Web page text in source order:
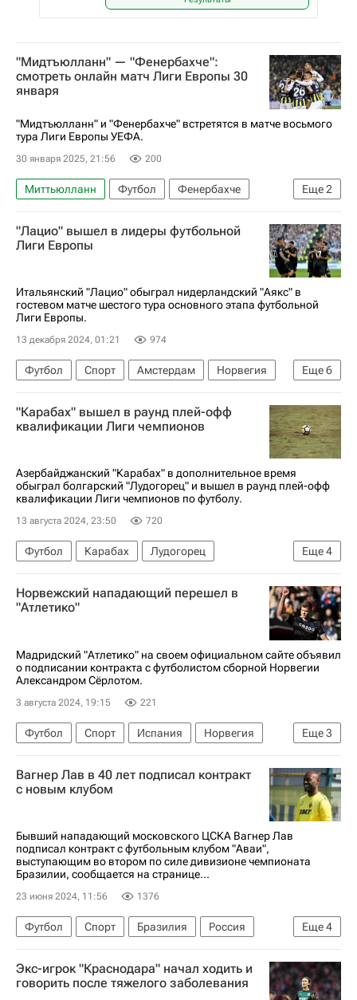
"Мидтъюлланн" — "Фенербахче":
смотреть онлайн матч Лиги Европы 30
января
"Мидтъюлланн" и "Фенербахче" встретятся в матче восьмого
тура Лиги Европы УЕФА.
30 января 2025, 21:56 200
Еще2
Миттьюлланн Футбол
Фенербахче
Лига Европы УЕФА 2026-2027
Анонсы и трансляции матчей
"Лацио" вышел в лидеры футбольной
Лиги Европы
Итальянский "Лацио" обыграл нидерландский "Аякс" в
гостевом матче шестого тура основного этапа футбольной
Лиги Европы.
13 декабря 2024, 01:21 974
Еще6
Футбол Спорт Амстердам
Норвегия
Турция
Бертран Траоре Педро
Лацио
Аякс
Атлетик (Бильбао)
"Карабах" вышел в раунд плей-офф
квалификации Лиги чемпионов
Азербайджанский "Карабах" в дополнительное время
обыграл болгарский "Лудогорец" и вышел в раунд плей-офф
квалификации Лиги чемпионов по футболу.
13 августа 2024, 23:50 720
Еще4
Футбол Карабах
Лудогорец
Динамо Москва
Квадво Дуа
Спорт
Яссин Бензья
Норвежский нападающий перешел в
"Атлетико"
Мадридский "Атлетико" на своем официальном сайте объявил
о подписании контракта с футболистом сборной Норвегии
Александром Сёрлотом.
3 августа 2024, 19:15 221
Еще3
Футбол Спорт Испания
Норвегия
Атлетико (Мадрид)
Вильярреал
Реал Сосьедад
Вагнер Лав в 40 лет подписал контракт
с новым клубом
Бывший нападающий московского ЦСКА Вагнер Лав
подписал контракт с футбольным клубом "Аваи",
выступающим во втором по силе дивизионе чемпионата
Бразилии, сообщается на странице...
23 июня 2024, 11:56 1376
Еще4
Футбол Спорт Бразилия
Россия
Вагнер Лав
Аваи
ПФК ЦСКА
Трансферы
Экс-игрок "Краснодара" начал ходить и
говорить после тяжелого заболевания